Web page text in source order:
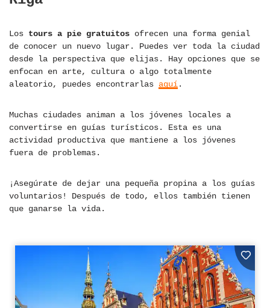
Los tours a pie gratuitos ofrecen una forma genial
de conocer un nuevo lugar. Puedes ver toda la ciudad
desde la perspectiva que elijas. Hay opciones que se
enfocan en arte, cultura o algo totalmente
aleatorio, puedes encontrarlas aquí.
Muchas ciudades animan a los jóvenes locales a
convertirse en guías turísticos. Esta es una
actividad productiva que mantiene a los jóvenes
fuera de problemas.
¡Asegúrate de dejar una pequeña propina a los guías
voluntarios! Después de todo, ellos también tienen
que ganarse la vida.